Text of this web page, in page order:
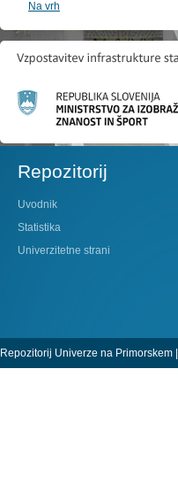
Na vrh
Repozitorij
Uvodnik
Statistika
Univerzitetne strani
Repozitorij Univerze na Primorskem |